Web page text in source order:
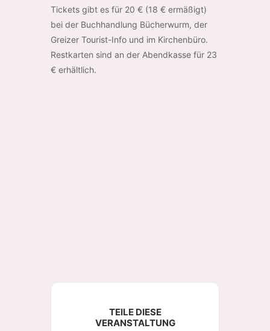
Tickets gibt es für 20 € (18 € ermäßigt)
bei der Buchhandlung Bücherwurm, der
Greizer Tourist-Info und im Kirchenbüro.
Restkarten sind an der Abendkasse für 23
€ erhältlich.
TEILE DIESE
VERANSTALTUNG